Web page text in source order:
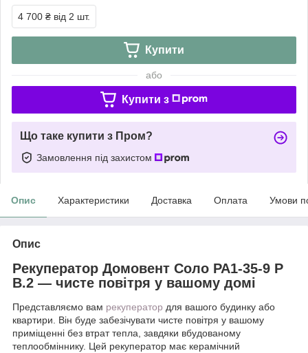
4 700 ₴ від 2 шт.
Купити
або
Купити з
Що таке купити з Пром?
Замовлення під захистом
Опис Характеристики Доставка Оплата Умови
Опис
Рекуператор Домовент Соло РА1-35-9 Р
В.2 — чисте повітря у вашому домі
Представляємо вам рекуператор для вашого будинку або
квартири. Він буде забезічувати чисте повітря у вашому
приміщенні без втрат тепла, завдяки вбудованому
теплообміннику. Цей рекуператор має керамічний